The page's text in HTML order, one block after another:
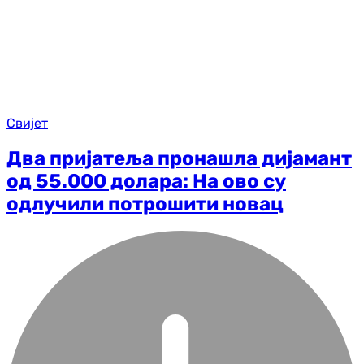
Свијет
Два пријатеља пронашла дијамант
од 55.000 долара: На ово су
одлучили потрошити новац